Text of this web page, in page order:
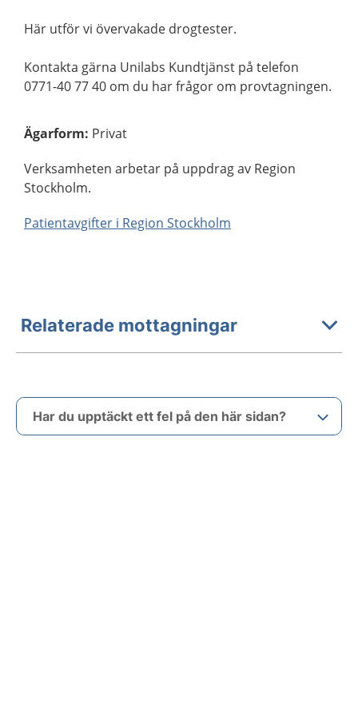
Här utför vi övervakade drogtester.
Kontakta gärna Unilabs Kundtjänst på telefon
0771-40 77 40 om du har frågor om provtagningen.
Ägarform: Privat
Verksamheten arbetar på uppdrag av Region
Stockholm.
Patientavgifter i Region Stockholm
Relaterade mottagningar
Har du upptäckt ett fel på den här sidan?